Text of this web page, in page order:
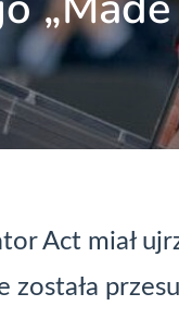
Act miał
została